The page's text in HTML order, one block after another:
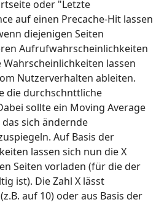
oder "Letzte
auf einen Precache-Hit lassen
diejenigen Seiten
Aufrufwahrscheinlichkeiten
lassen
Nutzerverhalten ableiten.
die durchschnttliche
sollte ein Moving Average
sich ändernde
Auf Basis der
lassen sich nun die X
Seiten vorladen (für die der
ist). Die Zahl X lässt
auf 10) oder aus Basis der